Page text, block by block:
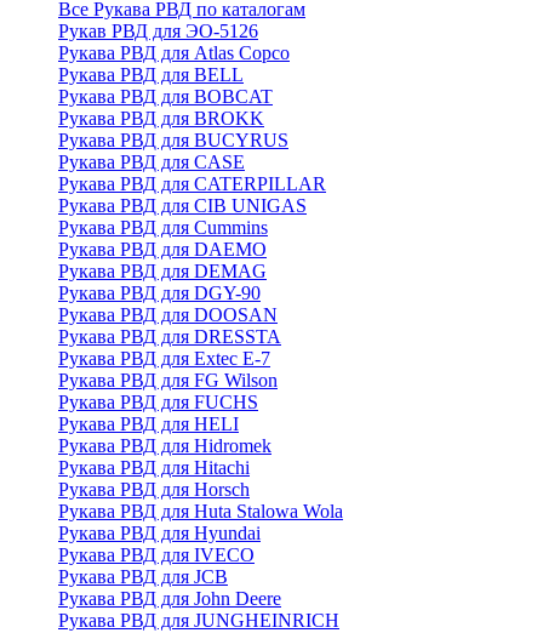
Все Рукава РВД по каталогам
Рукав РВД для ЭО-5126
Рукава РВД для Atlas Copco
Рукава РВД для BELL
Рукава РВД для BOBCAT
Рукава РВД для BROKK
Рукава РВД для BUCYRUS
Рукава РВД для CASE
Рукава РВД для CATERPILLAR
Рукава РВД для CIB UNIGAS
Рукава РВД для Cummins
Рукава РВД для DAEMO
Рукава РВД для DEMAG
Рукава РВД для DGY-90
Рукава РВД для DOOSAN
Рукава РВД для DRESSTA
Рукава РВД для Extec E-7
Рукава РВД для FG Wilson
Рукава РВД для FUCHS
Рукава РВД для HELI
Рукава РВД для Hidromek
Рукава РВД для Hitachi
Рукава РВД для Horsch
Рукава РВД для Huta Stalowa Wola
Рукава РВД для Hyundai
Рукава РВД для IVECO
Рукава РВД для JCB
Рукава РВД для John Deere
Рукава РВД для JUNGHEINRICH